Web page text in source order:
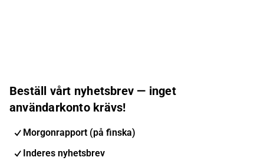
Beställ vårt nyhetsbrev — inget
användarkonto krävs!
Morgonrapport (på finska)
Inderes nyhetsbrev